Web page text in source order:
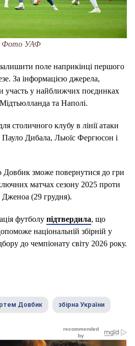
Фото УАФ
поле наприкінці першого
За інформацією джерела,
участь у найближчих поєдинках
та Наполі.
столичного клубу в лінії атаки
Дибала, Льюїс Фергюсон і
Довбик зможе повернутися до гри
матчах сезону 2025 проти
(29 грудня).
футболу підтвердила, що
національній збірній у
до чемпіонату світу 2026 року.
Довбик збірна України